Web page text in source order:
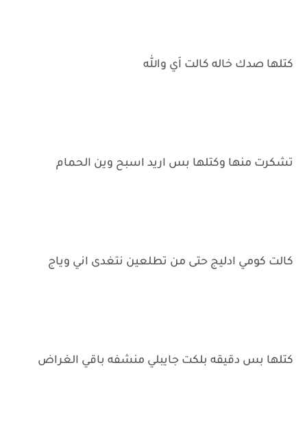
كتلها صدك خاله كالت اَي والله
تشكرت منها وكتلها بس اريد اسبح وين الحمام
كالت كومي ادليج حتى من تطلعين نتغدى اني وياج
كتلها بس دقيقه بلكت جايبلي منشفه باقي الغراض